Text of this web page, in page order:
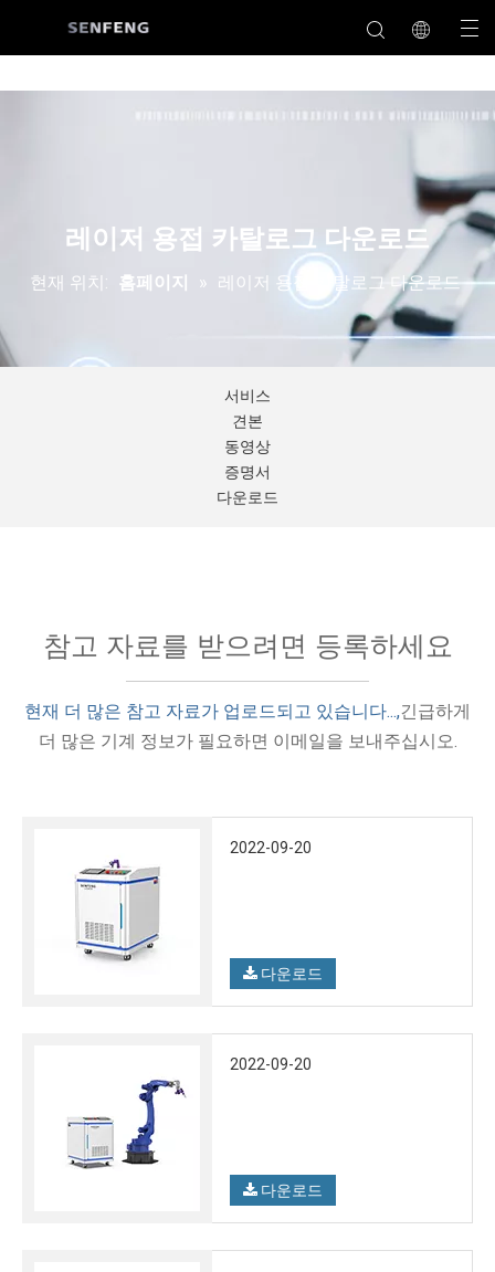
레이저 용접 카탈로그 다운로드
현재 위치: 홈페이지 » 레이저 용접 카탈로그 다운로드
서비스
견본
동영상
증명서
다운로드
참고 자료를 받으려면 등록하세요
현재 더 많은 참고 자료가 업로드되고 있습니다...,긴급하게
더 많은 기계 정보가 필요하면 이메일을 보내주십시오.
2022-09-20
다운로드
2022-09-20
다운로드